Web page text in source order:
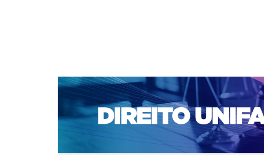
CAPA SOBRE ACESSO CADASTRO
NOTÍCIAS
EDIÇÕES DE Nº 1 A 100 WEBMAIL
Capa>n. 291 (2024) > Soriano Lope